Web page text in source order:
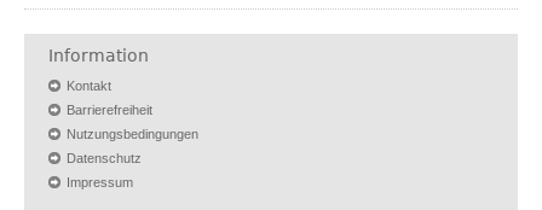
Information
Kontakt
Barrierefreiheit
Nutzungsbedingungen
Datenschutz
Impressum